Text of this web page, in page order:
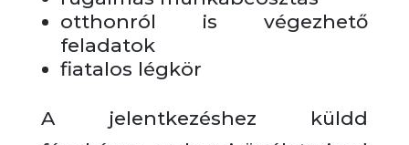
otthonról is végezhető
feladatok
fiatalos légkör
A jelentkezéshez küldd